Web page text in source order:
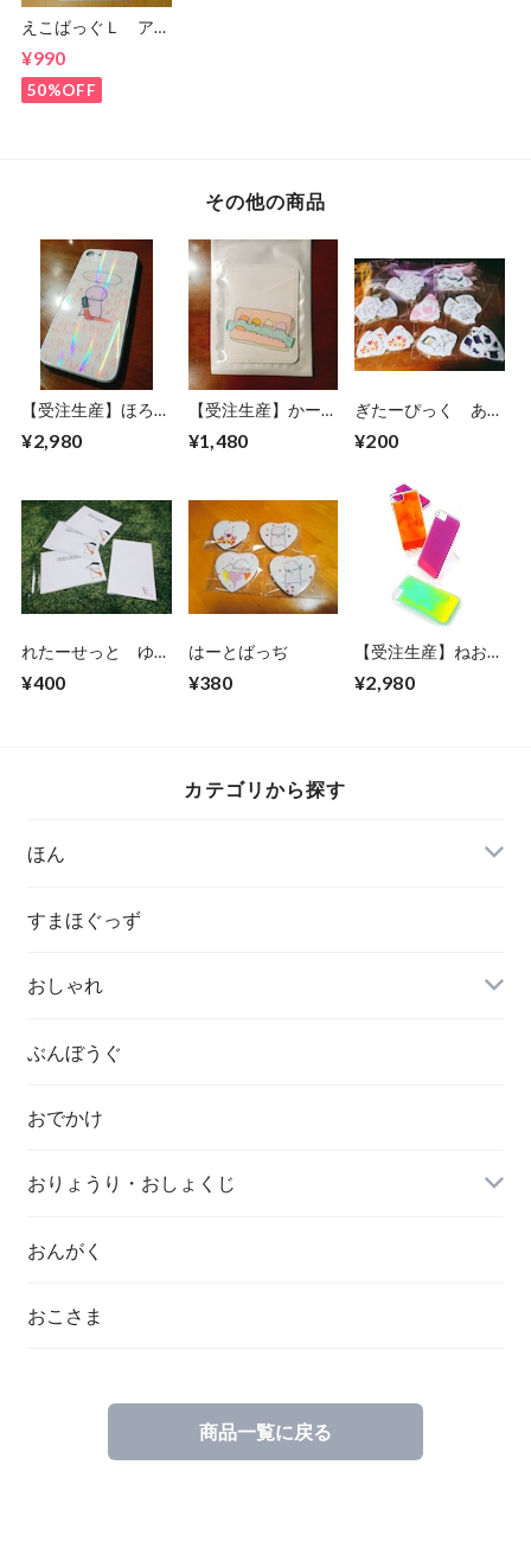
えこばっぐＬ アウ
トレット
¥990
50%OFF
その他の商品
【受注生産】ほろぐ
らすけーす
¥2,980
【受注生産】かーど
¥1,480
ぎたーぴっく あそ
¥200
れたーせっと ゆう
びんまん
¥400
はーとばっぢ
¥380
【受注生産】ねおん
さんどすまほけーす
¥2,980
カテゴリから探す
ほん
すまほぐっず
おしゃれ
ぶんぼうぐ
おでかけ
おりょうり・おしょくじ
おんがく
おこさま
商品一覧に戻る